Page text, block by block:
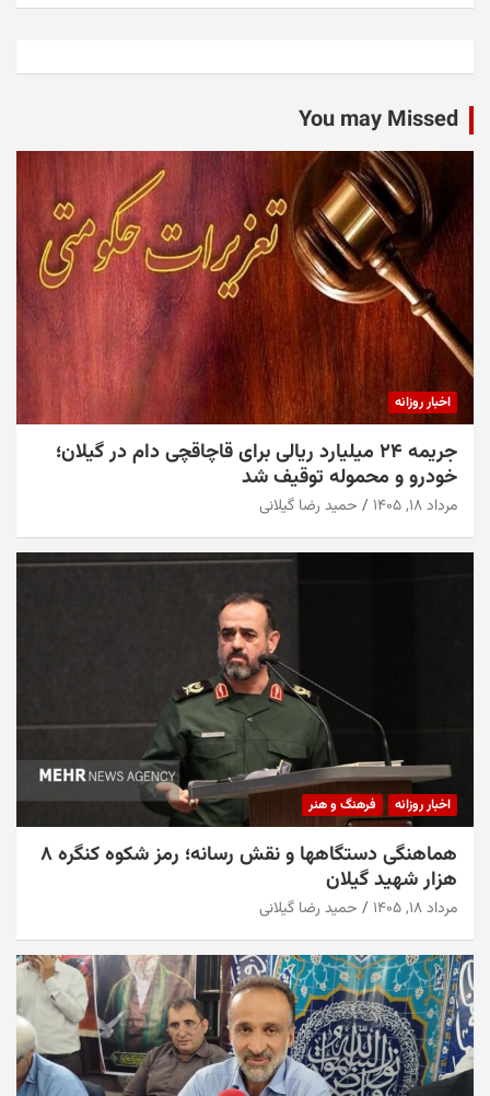
You may Missed
اخبار روزانه
جریمه ۲۴ میلیارد ریالی برای قاچاقچی دام در گیلان؛
خودرو و محموله توقیف شد
مرداد ۱۸, ۱۴۰۵ حمید رضا گیلانی
اخبار روزانه فرهنگ و هنر
هماهنگی دستگاهها و نقش رسانه؛ رمز شکوه کنگره ۸
هزار شهید گیلان
مرداد ۱۸, ۱۴۰۵ حمید رضا گیلانی